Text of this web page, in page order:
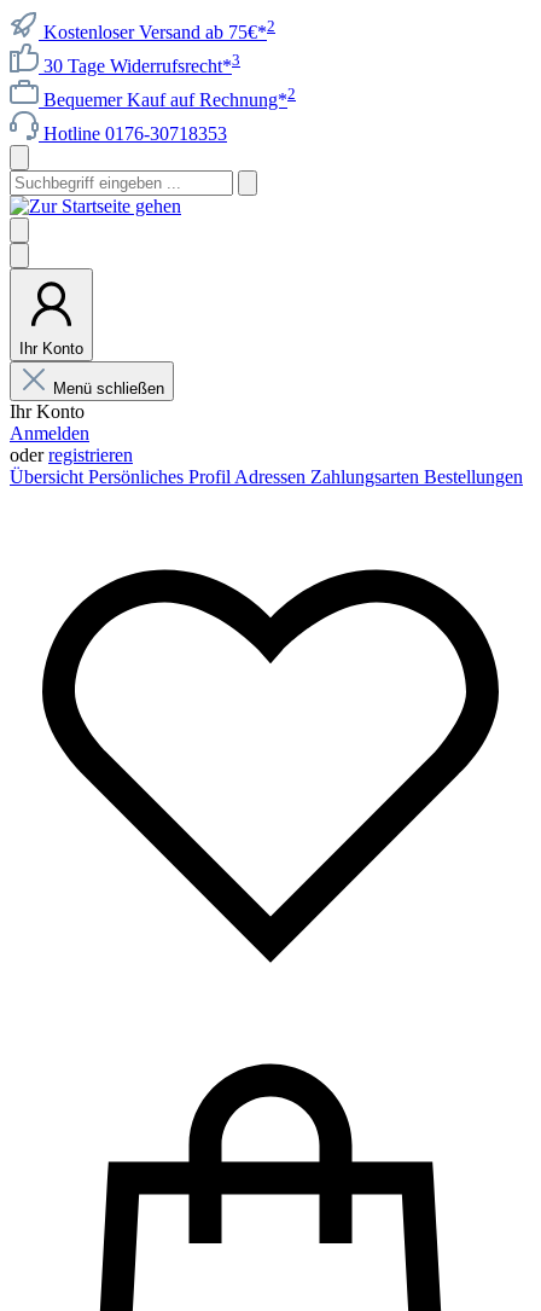
Kostenloser Versand ab 75€*2
30 Tage Widerrufsrecht*3
Bequemer Kauf auf Rechnung*2
Hotline 0176-30718353
Ihr Konto
Menü schließen
Ihr Konto
Anmelden
oderregistrieren
Übersicht Persönliches Profil Adressen Zahlungsarten Bestellungen